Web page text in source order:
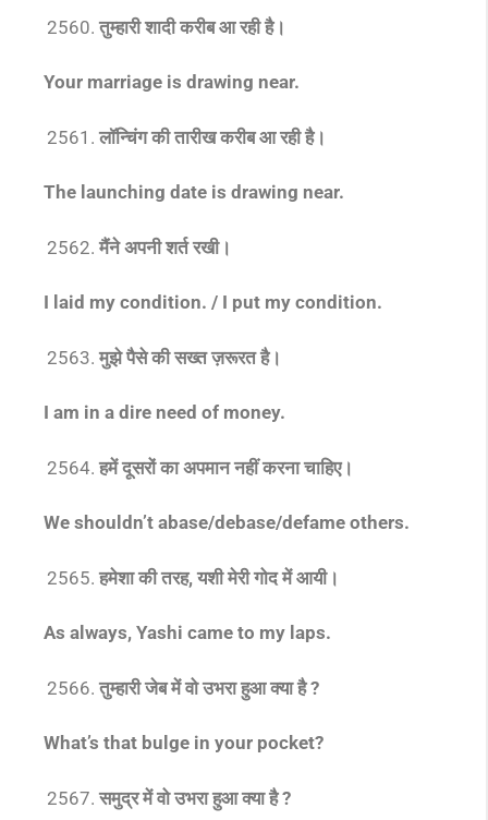
तुम्हारी शादी करीब आ रही है।
Your marriage is drawing near.
लॉन्चिंग की तारीख करीब आ रही है।
The launching date is drawing near.
मैंने अपनी शर्त रखी।
I laid my condition. / I put my condition.
मुझे पैसे की सख्त ज़रूरत है।
I am in a dire need of money.
हमें दूसरों का अपमान नहीं करना चाहिए।
We shouldn’t abase/debase/defame others.
हमेशा की तरह, यशी मेरी गोद में आयी।
As always, Yashi came to my laps.
तुम्हारी जेब में वो उभरा हुआ क्या है ?
What’s that bulge in your pocket?
समुद्र में वो उभरा हुआ क्या है ?